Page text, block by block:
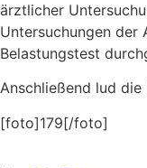
ärztlicher
Untersuchungen der
Belastungstest
Anschließend lud die
[foto]179[/foto]